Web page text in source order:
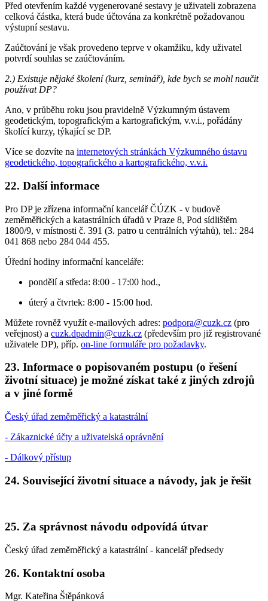
Před otevřením každé vygenerované sestavy je uživateli zobrazena
celková částka, která bude účtována za konkrétně požadovanou
výstupní sestavu.
Zaúčtování je však provedeno teprve v okamžiku, kdy uživatel
potvrdí souhlas se zaúčtováním.
2.) Existuje nějaké školení (kurz, seminář), kde bych se mohl naučit
používat DP?
Ano, v průběhu roku jsou pravidelně Výzkumným ústavem
geodetickým, topografickým a kartografickým, v.v.i., pořádány
školící kurzy, týkající se DP.
Více se dozvíte na internetových stránkách Výzkumného ústavu
geodetického, topografického a kartografického, v.v.i.
22. Další informace
Pro DP je zřízena informační kancelář ČÚZK - v budově
zeměměřických a katastrálních úřadů v Praze 8, Pod sídlištěm
1800/9, v místnosti č. 391 (3. patro u centrálních výtahů), tel.: 284
041 868 nebo 284 044 455.
Úřední hodiny informační kanceláře:
pondělí a středa: 8:00 - 17:00 hod.,
úterý a čtvrtek: 8:00 - 15:00 hod.
Můžete rovněž využít e-mailových adres: podpora@cuzk.cz (pro
veřejnost) a cuzk.dpadmin@cuzk.cz (především pro již registrované
uživatele DP), příp. on-line formuláře pro požadavky.
23. Informace o popisovaném postupu (o řešení
životní situace) je možné získat také z jiných zdrojů
a v jiné formě
Český úřad zeměměřický a katastrální
- Zákaznické účty a uživatelská oprávnění
- Dálkový přístup
24. Související životní situace a návody, jak je řešit
25. Za správnost návodu odpovídá útvar
Český úřad zeměměřický a katastrální - kancelář předsedy
26. Kontaktní osoba
Mgr. Kateřina Štěpánková